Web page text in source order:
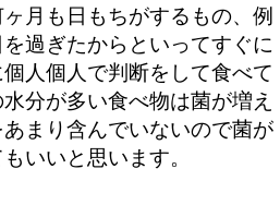
月も日もちがするもの、例
過ぎたからといってすぐに
人個人で判断をして食べて
分が多い食べ物は菌が増え
まり含んでいないので菌が
いいと思います。